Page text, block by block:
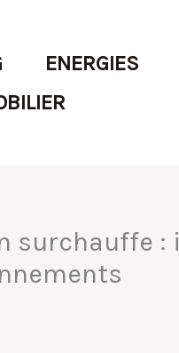
ENERGIES
surchauffe